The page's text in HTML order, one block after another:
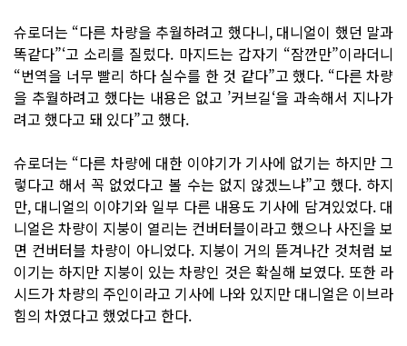
슈로더는 “다른 차량을 추월하려고 했다니, 대니얼이 했던 말과
똑같다”‘고 소리를 질렀다. 마지드는 갑자기 “잠깐만”이라더니
“번역을 너무 빨리 하다 실수를 한 것 같다”고 했다. “다른 차량
을 추월하려고 했다는 내용은 없고 ’커브길‘을 과속해서 지나가
려고 했다고 돼 있다”고 했다.
슈로더는 “다른 차량에 대한 이야기가 기사에 없기는 하지만 그
렇다고 해서 꼭 없었다고 볼 수는 없지 않겠느냐”고 했다. 하지
만, 대니얼의 이야기와 일부 다른 내용도 기사에 담겨있었다. 대
니얼은 차량이 지붕이 열리는 컨버터블이라고 했으나 사진을 보
면 컨버터블 차량이 아니었다. 지붕이 거의 뜯겨나간 것처럼 보
이기는 하지만 지붕이 있는 차량인 것은 확실해 보였다. 또한 라
시드가 차량의 주인이라고 기사에 나와 있지만 대니얼은 이브라
힘의 차였다고 했었다고 한다.